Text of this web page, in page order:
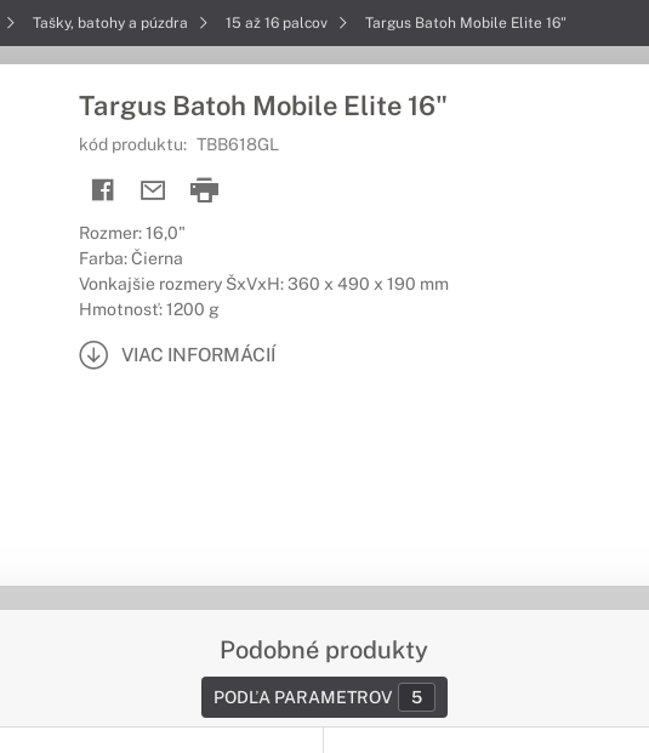
Tašky, batohy a púzdra 15 až 16 palcov Targus Batoh Mobile Elite 16"
Targus Batoh Mobile Elite 16"
kód produktu: TBB618GL
Rozmer: 16,0"
Farba: Čierna
Vonkajšie rozmery ŠxVxH: 360 x 490 x 190 mm
Hmotnosť: 1200 g
VIAC INFORMÁCIÍ
Podobné produkty
PODĽA PARAMETROV 5